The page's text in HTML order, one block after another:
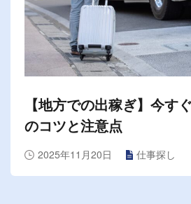
【地方での出稼ぎ】今す
のコツと注意点
2025年11月20日 仕事探し